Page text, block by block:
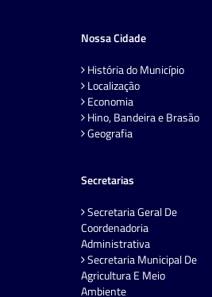
Nossa Cidade
História do Município
Localização
Economia
Hino, Bandeira e Brasão
Geografia
Secretarias
Secretaria Geral De
Coordenadoria
Administrativa
Secretaria Municipal De
Agricultura E Meio
Ambiente